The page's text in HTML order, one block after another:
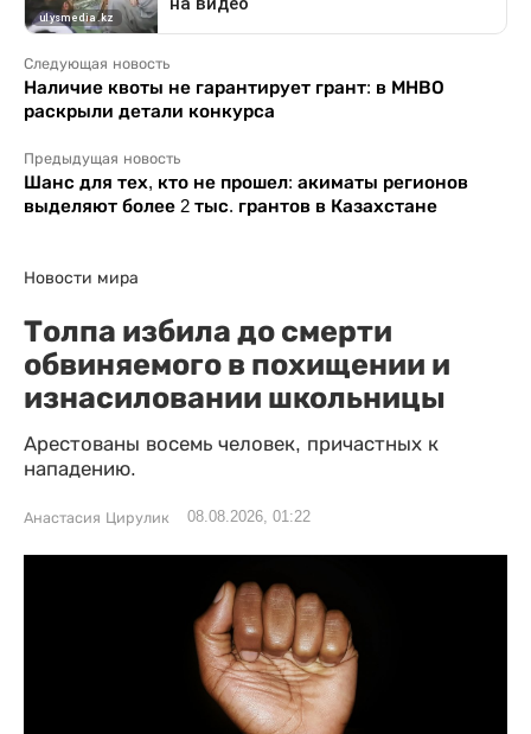
Следующая новость
Наличие квоты не гарантирует грант: в МНВО
раскрыли детали конкурса
Предыдущая новость
Шанс для тех, кто не прошел: акиматы регионов
выделяют более 2 тыс. грантов в Казахстане
Новости мира
Толпа избила до смерти
обвиняемого в похищении и
изнасиловании школьницы
Арестованы восемь человек, причастных к
нападению.
Анастасия Цирулик 08.08.2026, 01:22